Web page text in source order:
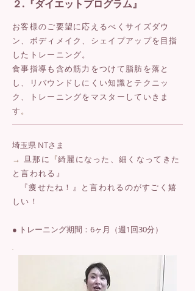
２.『ダイエットプログラム』
お客様のご要望に応えるべくサイズダウ
ン、ボディメイク、シェイプアップを目指
したトレーニング。
食事指導も含め筋力をつけて脂肪を落と
し、リバウンドしにくい知識とテクニッ
ク、トレーニングを マスターしていきま
す。
埼玉県 NTさま
→ 旦那に 『綺麗になった、細くなってきた
と言われる』
『痩せたね！』と言われるのがすごく嬉
しい！
● トレーニング期間：6ヶ月（週1回30分）